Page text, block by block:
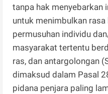
tanpa hak menyebarkan
untuk menimbulkan
permusuhan individu
masyarakat tertentu
ras, dan antargolongan
dimaksud dalam Pasal
pidana penjara paling